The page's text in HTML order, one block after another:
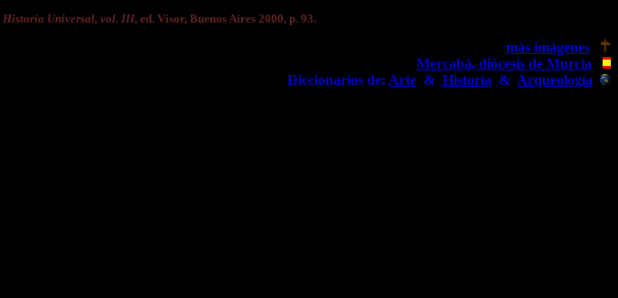
Historia Universal, vol. III, ed. Visor, Buenos Aires 2000, p. 93.
más imágenes
Mercabá, diócesis de Murcia
Diccionarios de: Arte & Historia & Arqueología